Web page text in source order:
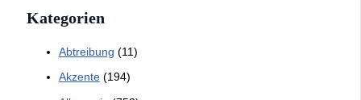
Kategorien
Abtreibung (11)
Akzente(194)